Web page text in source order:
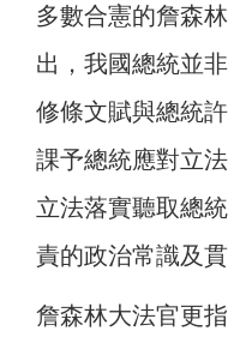
多數合憲的詹森
出，我國總統並
修條文賦與總統
課予總統應對立
立法落實聽取總
責的政治常識及
詹森林大法官更